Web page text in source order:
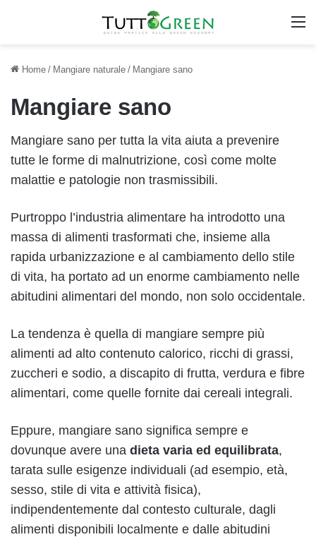
Home / Mangiare naturale / Mangiare sano
Mangiare sano
Mangiare sano per tutta la vita aiuta a prevenire
tutte le forme di malnutrizione, così come molte
malattie e patologie non trasmissibili.
Purtroppo l’industria alimentare ha introdotto una
massa di alimenti trasformati che, insieme alla
rapida urbanizzazione e al cambiamento dello stile
di vita, ha portato ad un enorme cambiamento nelle
abitudini alimentari del mondo, non solo occidentale.
La tendenza è quella di mangiare sempre più
alimenti ad alto contenuto calorico, ricchi di grassi,
zuccheri e sodio, a discapito di frutta, verdura e fibre
alimentari, come quelle fornite dai cereali integrali.
Eppure, mangiare sano significa sempre e
dovunque avere una dieta varia ed equilibrata,
tarata sulle esigenze individuali (ad esempio, età,
sesso, stile di vita e attività fisica),
indipendentemente dal contesto culturale, dagli
alimenti disponibili localmente e dalle abitudini